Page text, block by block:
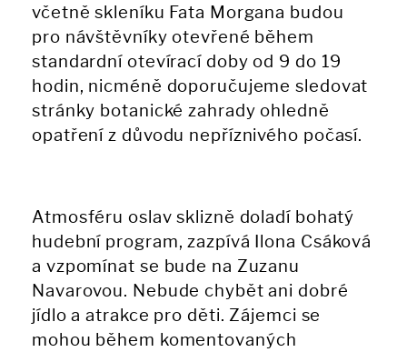
včetně skleníku Fata Morgana budou
pro návštěvníky otevřené během
standardní otevírací doby od 9 do 19
hodin, nicméně doporučujeme sledovat
stránky botanické zahrady ohledně
opatření z důvodu nepříznivého počasí.
Atmosféru oslav sklizně doladí bohatý
hudební program, zazpívá Ilona Csáková
a vzpomínat se bude na Zuzanu
Navarovou. Nebude chybět ani dobré
jídlo a atrakce pro děti. Zájemci se
mohou během komentovaných